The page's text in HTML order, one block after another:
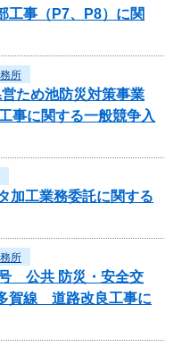
工事（P7、P8）に関
所
ため池防災対策事業
事に関する一般競争入
加工業務委託に関する
所
公共 防災・安全交
賀線 道路改良工事に